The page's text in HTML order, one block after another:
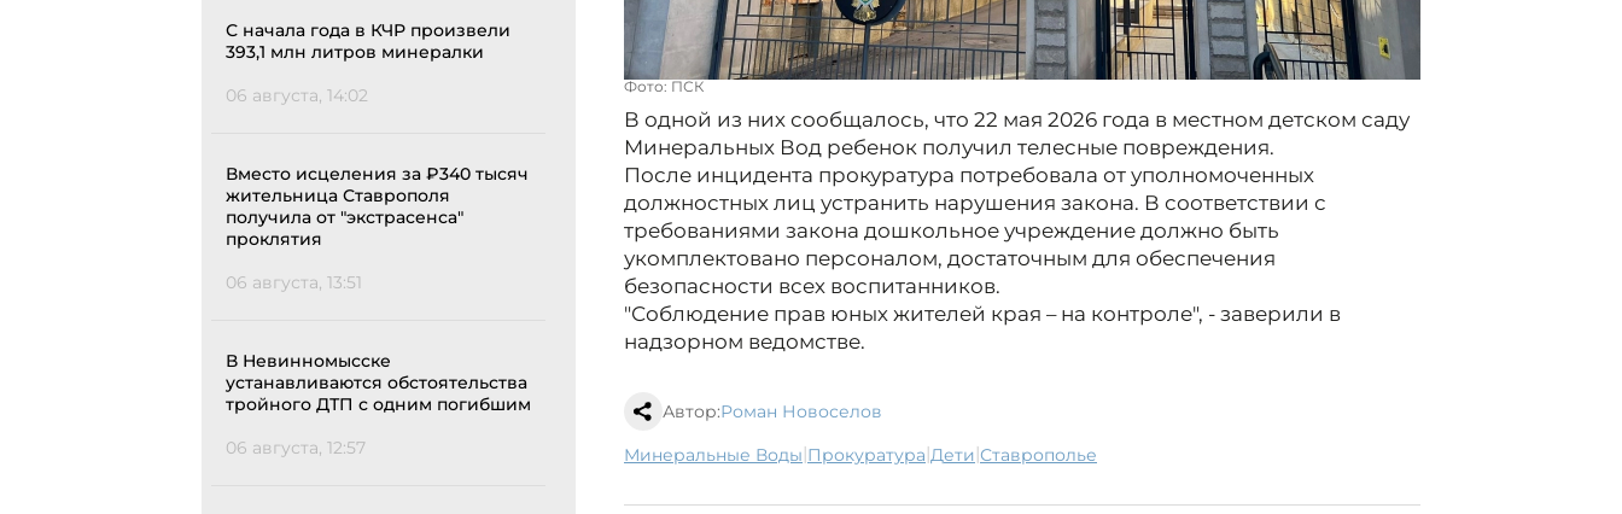
С начала года в КЧР произвели
393,1 млн литров минералки
06 августа, 14:02
Вместо исцеления за ₽340 тысяч
жительница Ставрополя
получила от "экстрасенса"
проклятия
06 августа, 13:51
В Невинномысске
устанавливаются обстоятельства
тройного ДТП с одним погибшим
06 августа, 12:57
Фото: ПСК
В одной из них сообщалось, что 22 мая 2026 года в местном детском саду
Минеральных Вод ребенок получил телесные повреждения.
После инцидента прокуратура потребовала от уполномоченных
должностных лиц устранить нарушения закона. В соответствии с
требованиями закона дошкольное учреждение должно быть
укомплектовано персоналом, достаточным для обеспечения
безопасности всех воспитанников.
"Соблюдение прав юных жителей края – на контроле", - заверили в
надзорном ведомстве.
Автор:Роман Новоселов
Минеральные Воды| прокуратура| дети| Ставрополье